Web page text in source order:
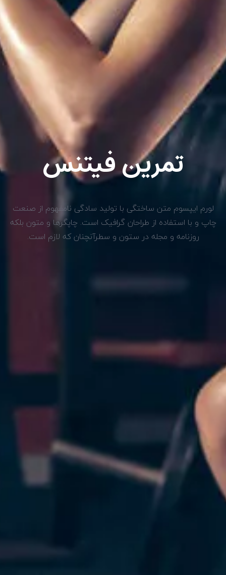
تمرین فیتنس
متن ساختگی با تولید سادگی نامفهوم از صنعت
استفاده از طراحان گرافیک است. چاپگرها و متون بلکه
و مجله در ستون و سطرآنچنان که لازم است.